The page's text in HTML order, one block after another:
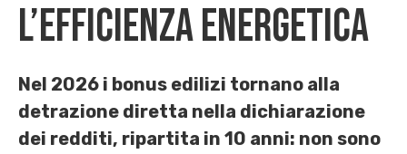
l’Efficienza Energetica
Nel 2026 i bonus edilizi tornano alla
detrazione diretta nella dichiarazione
dei redditi, ripartita in 10 anni: non sono